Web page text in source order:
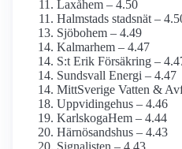
Laxåhem – 4.50
Halmstads stadsnät –
Sjöbohem – 4.49
Kalmarhem – 4.47
S:t Erik Försäkring –
Sundsvall Energi – 4.47
MittSverige Vatten &
Uppvidingehus – 4.46
KarlskogaHem – 4.44
Härnösandshus – 4.43
Signalisten – 4.43